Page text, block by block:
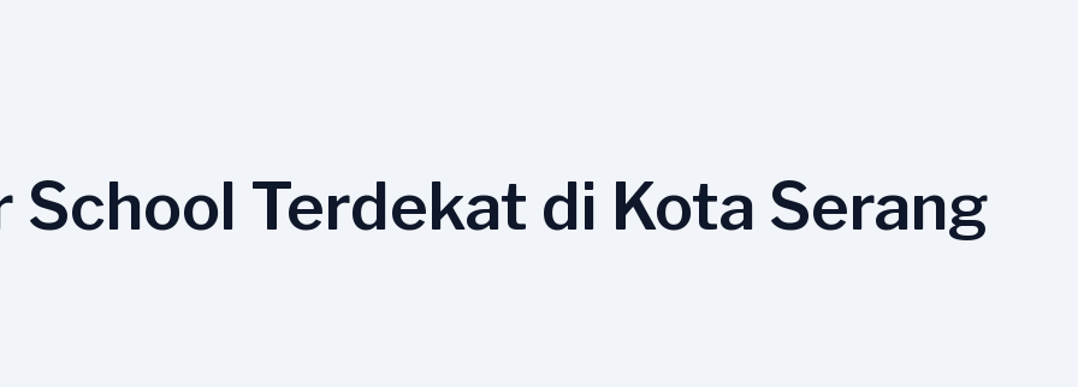
Terdekat di Kota Serang